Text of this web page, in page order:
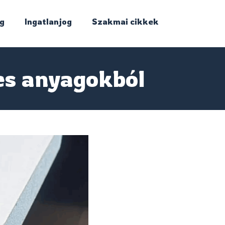
Ingatlanjog Szakmai cikkek
anyagokból